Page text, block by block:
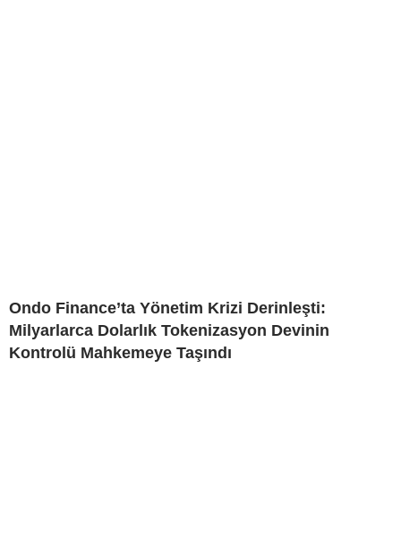
Ondo Finance’ta Yönetim Krizi Derinleşti:
Milyarlarca Dolarlık Tokenizasyon Devinin
Kontrolü Mahkemeye Taşındı